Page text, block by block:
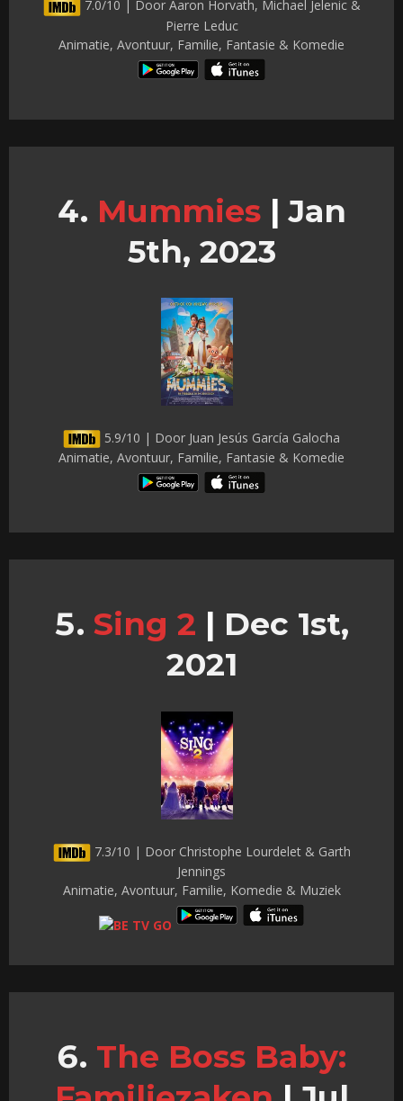
7.0/10 | Door Aaron Horvath, Michael Jelenic &
Pierre Leduc
Animatie, Avontuur, Familie, Fantasie & Komedie
Mummies | Jan
5th, 2023
5.9/10 | Door Juan Jesús García Galocha
Animatie, Avontuur, Familie, Fantasie & Komedie
Sing 2 | Dec 1st,
2021
7.3/10 | Door Christophe Lourdelet & Garth
Jennings
Animatie, Avontuur, Familie, Komedie & Muziek
The Boss Baby: